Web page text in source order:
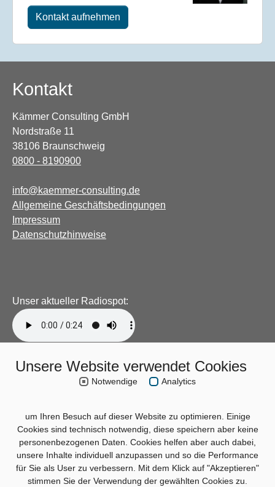
Kontakt aufnehmen
Kontakt
Kämmer Consulting GmbH
Nordstraße 11
38106 Braunschweig
0800 - 8190900
info@kaemmer-consulting.de
Allgemeine Geschäftsbedingungen
Impressum
Datenschutzhinweise
Unser aktueller Radiospot:
Unsere Website verwendet Cookies
Notwendige Analytics
um Ihren Besuch auf dieser Website zu optimieren. Einige
Cookies sind technisch notwendig, diese speichern aber keine
personenbezogenen Daten. Cookies helfen aber auch dabei,
unsere Inhalte individuell anzupassen und so die Performance
für Sie als User zu verbessern. Mit dem Klick auf "Akzeptieren"
stimmen Sie der Verwendung der gewählten Cookies zu.